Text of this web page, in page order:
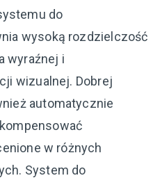
do
wysoką rozdzielczość
wyraźnej i
wizualnej. Dobrej
automatycznie
w różnych
System do